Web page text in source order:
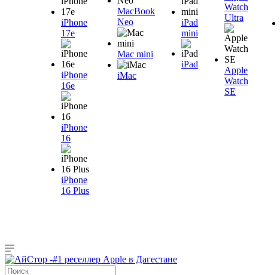
iPhone
17e
iPhone
16e
iPhone
16
iPhone
16 Plus
MacBook
Neo
Mac mini
iMac
iPad
mini
iPad
Watch
Ultra
Apple
Watch
SE